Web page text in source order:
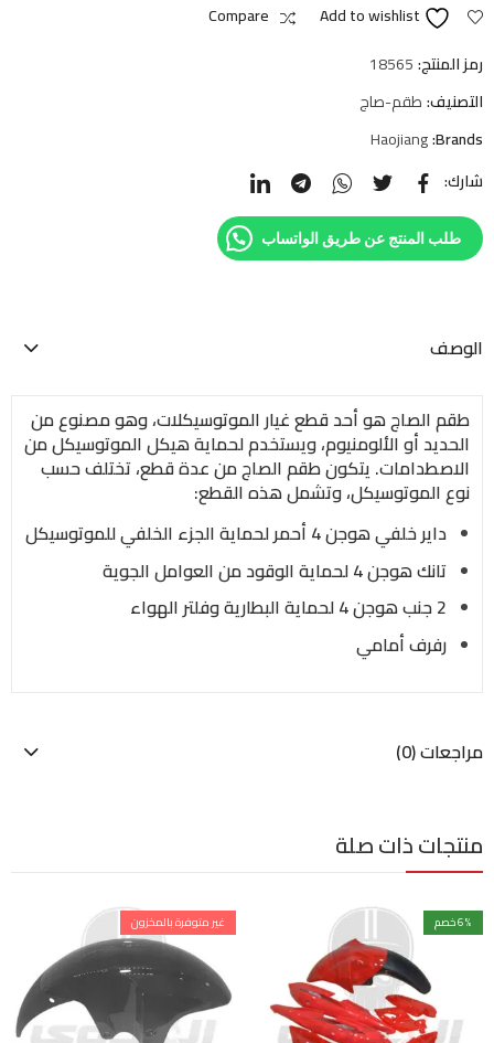
Add to wishlist
Compare
رمز المنتج:18565
التصنيف:طقم-صاج
Brands:
Haojiang
شارك:
طلب المنتج عن طريق الواتساب
الوصف
طقم الصاج هو أحد قطع غيار الموتوسيكلات، وهو مصنوع من
الحديد أو الألومنيوم، ويستخدم لحماية هيكل الموتوسيكل من
الاصطدامات. يتكون طقم الصاج من عدة قطع، تختلف حسب
نوع الموتوسيكل، وتشمل هذه القطع:
داير خلفي هوجن 4 أحمر لحماية الجزء الخلفي للموتوسيكل
تانك هوجن 4 لحماية الوقود من العوامل الجوية
2 جنب هوجن 4 لحماية البطارية وفلتر الهواء
رفرف أمامي
مراجعات (0)
منتجات ذات صلة
6% خصم غير متوفرة بالمخزون